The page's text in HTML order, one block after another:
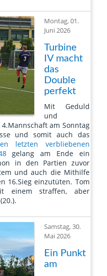
Montag, 01.
Juni 2026
Turbine
IV macht
das
Double
perfekt
Mit Geduld
und
am Sonntag
und somit auch das
letzten verbliebenen
gelang am Ende ein
in den Partien zuvor
und auch die Mithilfe
16.Sieg einzutüten. Tom
einem straffen, aber
Samstag, 30.
Mai 2026
Ein Punkt
am